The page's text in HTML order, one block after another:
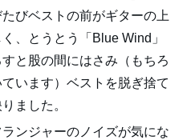
びベストの前がギターの上
、とうとう「Blue Wind」
と股の間にはさみ（もちろ
います）ベストを脱ぎ捨て
ました。
ンジャーのノイズが気にな